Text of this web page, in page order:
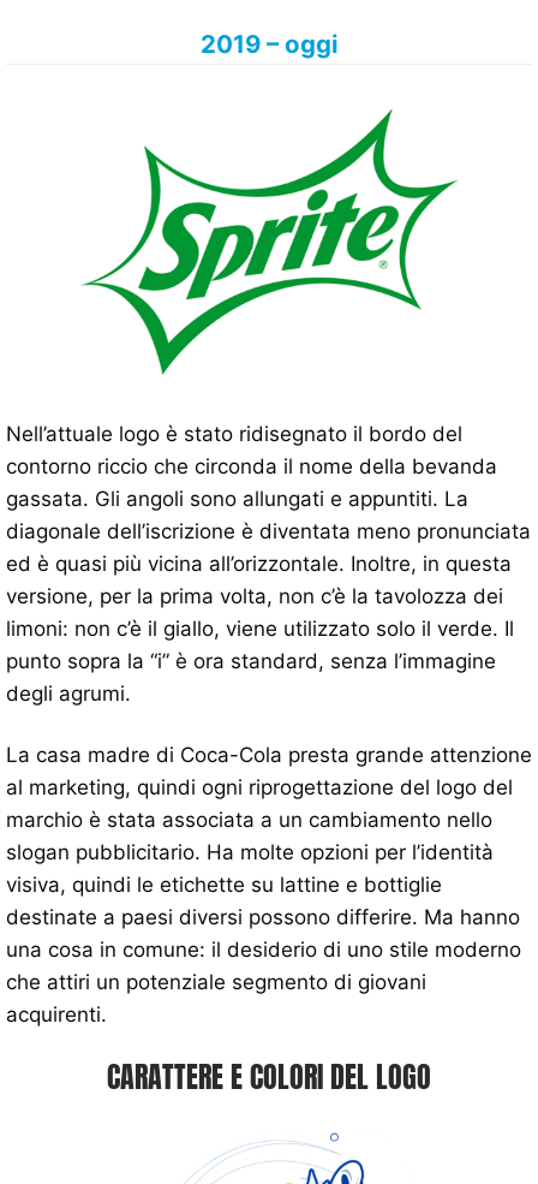
2019 – oggi
Nell’attuale logo è stato ridisegnato il bordo del
contorno riccio che circonda il nome della bevanda
gassata. Gli angoli sono allungati e appuntiti. La
diagonale dell’iscrizione è diventata meno pronunciata
ed è quasi più vicina all’orizzontale. Inoltre, in questa
versione, per la prima volta, non c’è la tavolozza dei
limoni: non c’è il giallo, viene utilizzato solo il verde. Il
punto sopra la “i” è ora standard, senza l’immagine
degli agrumi.
La casa madre di Coca-Cola presta grande attenzione
al marketing, quindi ogni riprogettazione del logo del
marchio è stata associata a un cambiamento nello
slogan pubblicitario. Ha molte opzioni per l’identità
visiva, quindi le etichette su lattine e bottiglie
destinate a paesi diversi possono differire. Ma hanno
una cosa in comune: il desiderio di uno stile moderno
che attiri un potenziale segmento di giovani
acquirenti.
CARATTERE E COLORI DEL LOGO